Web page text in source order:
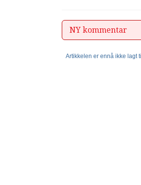
NY kommentar
Artikkelen er ennå ikke lagt